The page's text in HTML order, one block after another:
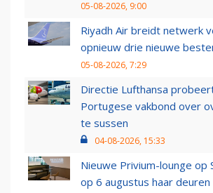
05-08-2026, 9:00
Riyadh Air breidt netwerk
opnieuw drie nieuwe
05-08-2026, 7:29
Directie Lufthansa
Portugese vakbond over
te sussen
04-08-2026, 15:33
Nieuwe Privium-lounge op
op 6 augustus haar deuren